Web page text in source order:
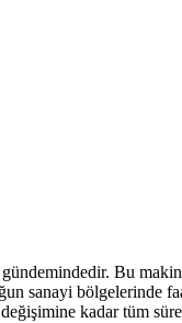
Bu
bölgelerinde
kadar tüm